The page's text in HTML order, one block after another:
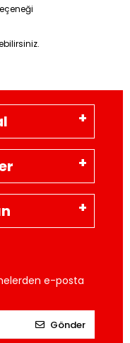
e-posta
Gönder